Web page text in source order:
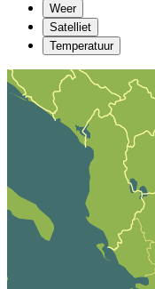
Weer
Satelliet
Temperatuur